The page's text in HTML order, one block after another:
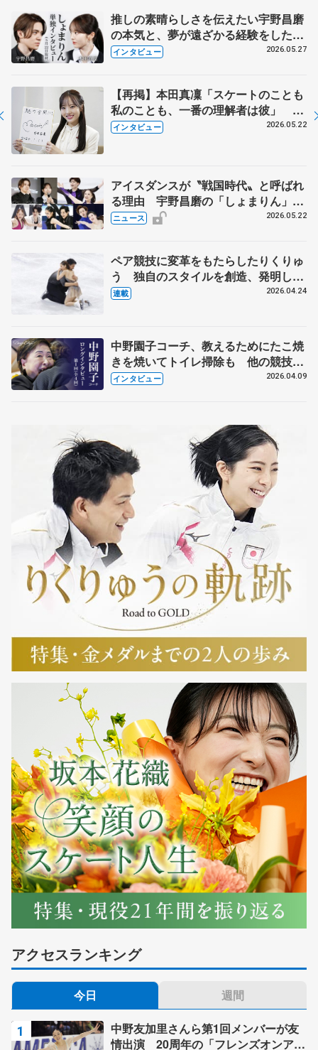
推しの素晴らしさを伝えたい宇野昌磨
の本気と、夢が遠ざかる経験をした本
田真凜の覚悟
インタビュー 2026.05.27
【再掲】本田真凜「スケートのことも
私のことも、一番の理解者は彼」 引
退時の単独インタビューで語った競技
インタビュー 2026.05.22
アイスダンスが〝戦国時代〟と呼ばれ
る理由 宇野昌磨の「しょまりん」ら
実力者が相次いで参戦 国内の競争激
ニュース 2026.05.22
ペア競技に変革をもたらしたりくりゅ
う 独自のスタイルを創造、発明した
【引退発表後②】
連載 2026.04.24
中野園子コーチ、教えるためにたこ焼
きを焼いてトイレ掃除も 他の競技に
も通用するという坂本花織の筋肉
インタビュー 2026.04.09
アクセスランキング
今日 週間
中野友加里さんら第1回メンバーが友
情出演 20周年の「フレンズオンアイ